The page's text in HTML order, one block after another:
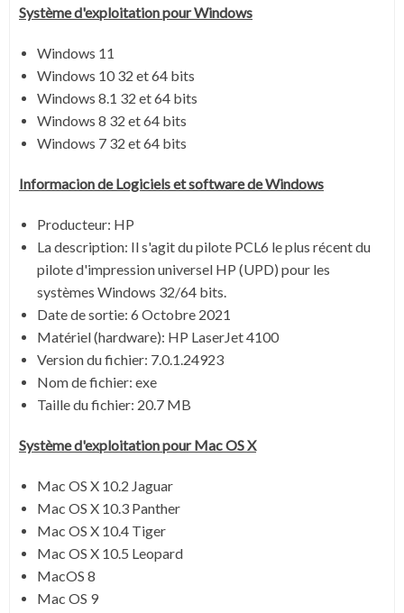
Systèmed'exploitation pour Windows
Windows 11
Windows 10 32 et 64 bits
Windows 8.1 32 et 64 bits
Windows 8 32 et 64 bits
Windows 7 32 et 64 bits
Informacion de Logiciels et software de Windows
Producteur: HP
La description: Il s'agit du pilote PCL6 le plus récent du
pilote d'impression universel HP (UPD) pour les
systèmes Windows 32/64 bits.
Date de sortie: 6 Octobre 2021
Matériel (hardware): HP LaserJet 4100
Version du fichier: 7.0.1.24923
Nom de fichier: exe
Taille du fichier: 20.7 MB
Systèmed'exploitation pour Mac OS X
Mac OS X 10.2 Jaguar
Mac OS X 10.3 Panther
Mac OS X 10.4 Tiger
Mac OS X 10.5 Leopard
MacOS 8
Mac OS 9